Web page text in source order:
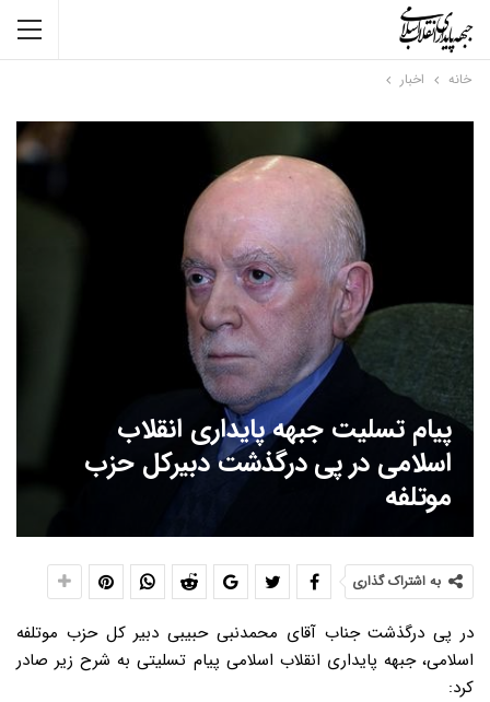
خانه اخبار
پیام تسلیت جبهه پایداری انقلاب
اسلامی در پی درگذشت دبیرکل حزب
موتلفه
به اشتراک گذاری
در پی درگذشت جناب آقای محمدنبی حبیبی دبیر کل حزب موتلفه
اسلامی، جبهه پایداری انقلاب اسلامی پیام تسلیتی به شرح زیر صادر
کرد: